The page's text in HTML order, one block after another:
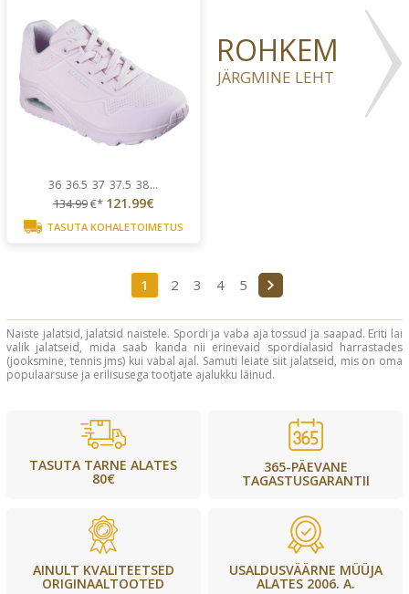
36 36.5 37 37.5 38...
134.99€* 121.99€
TASUTA KOHALETOIMETUS
ROHKEM
JÄRGMINE LEHT
1 2 3 4 5
Naiste jalatsid, jalatsid naistele. Spordi ja vaba aja tossud ja saapad. Eriti lai
valik jalatseid, mida saab kanda nii erinevaid spordialasid harrastades
(jooksmine, tennis jms) kui vabal ajal. Samuti leiate siit jalatseid, mis on oma
populaarsuse ja erilisusega tootjate ajalukku läinud.
TASUTA TARNE ALATES
80€
365-PÄEVANE
TAGASTUSGARANTII
AINULT KVALITEETSED
ORIGINAALTOOTED
USALDUSVÄÄRNE MÜÜJA
ALATES 2006. A.